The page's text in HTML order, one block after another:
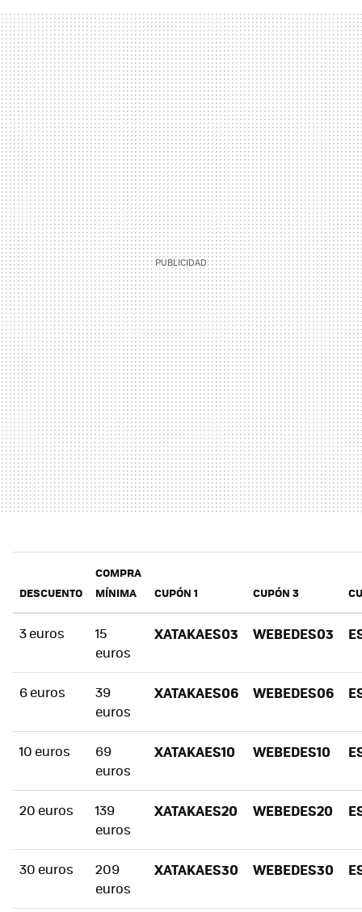
DESCUENTO
COMPRA
MÍNIMA
CUPÓN 1 CUPÓN 3
3 euros
15
euros
XATAKAES03 WEBEDES03
6 euros
39
euros
XATAKAES06 WEBEDES06
10 euros
69
euros
XATAKAES10 WEBEDES10
20 euros
139
euros
XATAKAES20 WEBEDES20
30 euros
209
euros
XATAKAES30 WEBEDES30